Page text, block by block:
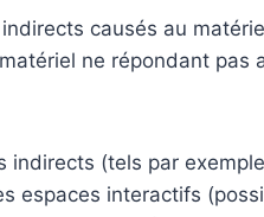
causés au
ne répondant pas
(tels par
espaces interactifs